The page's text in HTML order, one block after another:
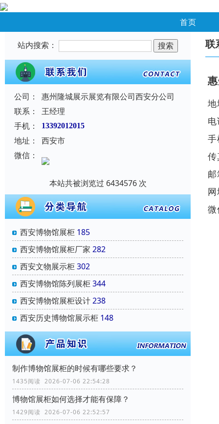
首页
站内搜索：
公司：
惠州隆城展示展览有限公司西安分公司
联系：
王经理
手机：
13392012015
地址：
西安市
微信：
本站共被浏览过 6434576 次
西安博物馆展柜 185
西安博物馆展柜厂家 282
西安文物展示柜302
西安博物馆陈列展柜344
西安博物馆展柜设计238
西安历史博物馆展示柜 148
制作博物馆展柜的时候有哪些要求？
1435阅读 2026-07-06 22:54:28
博物馆展柜如何选择才能有保障？
1429阅读 2026-07-06 22:52:57
联